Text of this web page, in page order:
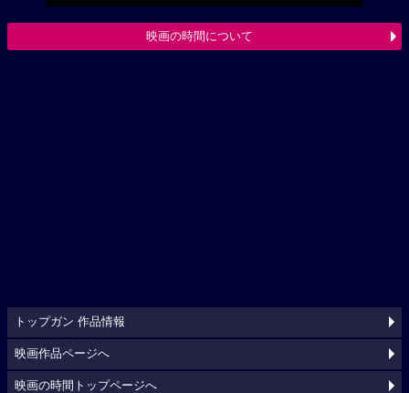
映画の時間について
トップガン 作品情報
映画作品ページへ
映画の時間トップページへ